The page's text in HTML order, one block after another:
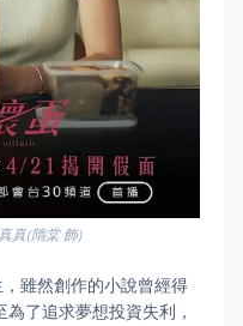
真(隋棠 飾)
雖然創作的小說曾經得
了追求夢想投資失利，